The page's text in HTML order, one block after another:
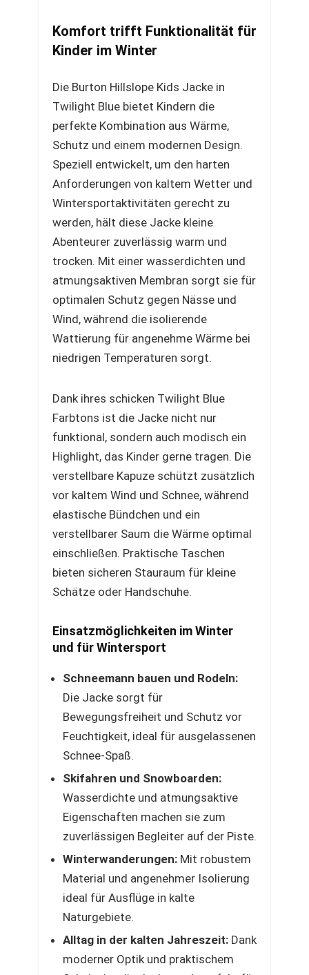
Komfort trifft Funktionalität für
Kinder im Winter
Die Burton Hillslope Kids Jacke in
Twilight Blue bietet Kindern die
perfekte Kombination aus Wärme,
Schutz und einem modernen Design.
Speziell entwickelt, um den harten
Anforderungen von kaltem Wetter und
Wintersportaktivitäten gerecht zu
werden, hält diese Jacke kleine
Abenteurer zuverlässig warm und
trocken. Mit einer wasserdichten und
atmungsaktiven Membran sorgt sie für
optimalen Schutz gegen Nässe und
Wind, während die isolierende
Wattierung für angenehme Wärme bei
niedrigen Temperaturen sorgt.
Dank ihres schicken Twilight Blue
Farbtons ist die Jacke nicht nur
funktional, sondern auch modisch ein
Highlight, das Kinder gerne tragen. Die
verstellbare Kapuze schützt zusätzlich
vor kaltem Wind und Schnee, während
elastische Bündchen und ein
verstellbarer Saum die Wärme optimal
einschließen. Praktische Taschen
bieten sicheren Stauraum für kleine
Schätze oder Handschuhe.
Einsatzmöglichkeiten im Winter
und für Wintersport
Schneemann bauen und Rodeln:
Die Jacke sorgt für
Bewegungsfreiheit und Schutz vor
Feuchtigkeit, ideal für ausgelassenen
Schnee-Spaß.
Skifahren und Snowboarden:
Wasserdichte und atmungsaktive
Eigenschaften machen sie zum
zuverlässigen Begleiter auf der Piste.
Winterwanderungen: Mit robustem
Material und angenehmer Isolierung
ideal für Ausflüge in kalte
Naturgebiete.
Alltag in der kalten Jahreszeit: Dank
moderner Optik und praktischem